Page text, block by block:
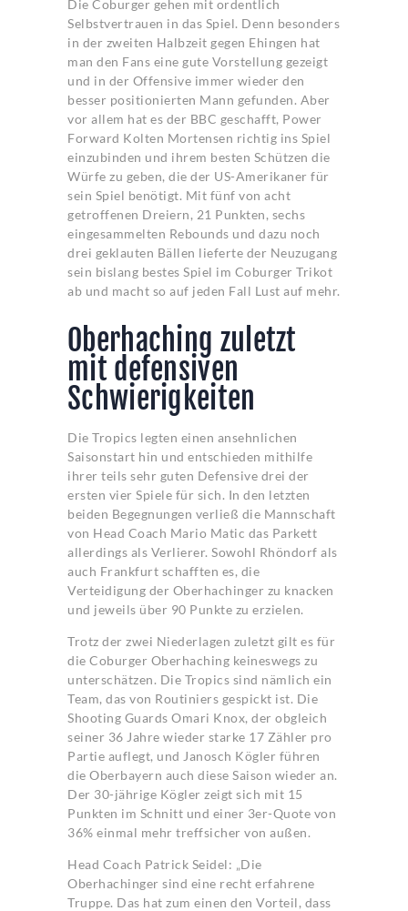
Die Coburger gehen mit ordentlich
Selbstvertrauen in das Spiel. Denn besonders
in der zweiten Halbzeit gegen Ehingen hat
man den Fans eine gute Vorstellung gezeigt
und in der Offensive immer wieder den
besser positionierten Mann gefunden. Aber
vor allem hat es der BBC geschafft, Power
Forward Kolten Mortensen richtig ins Spiel
einzubinden und ihrem besten Schützen die
Würfe zu geben, die der US-Amerikaner für
sein Spiel benötigt. Mit fünf von acht
getroffenen Dreiern, 21 Punkten, sechs
eingesammelten Rebounds und dazu noch
drei geklauten Bällen lieferte der Neuzugang
sein bislang bestes Spiel im Coburger Trikot
ab und macht so auf jeden Fall Lust auf mehr.
Oberhaching zuletzt
mit defensiven
Schwierigkeiten
Die Tropics legten einen ansehnlichen
Saisonstart hin und entschieden mithilfe
ihrer teils sehr guten Defensive drei der
ersten vier Spiele für sich. In den letzten
beiden Begegnungen verließ die Mannschaft
von Head Coach Mario Matic das Parkett
allerdings als Verlierer. Sowohl Rhöndorf als
auch Frankfurt schafften es, die
Verteidigung der Oberhachinger zu knacken
und jeweils über 90 Punkte zu erzielen.
Trotz der zwei Niederlagen zuletzt gilt es für
die Coburger Oberhaching keineswegs zu
unterschätzen. Die Tropics sind nämlich ein
Team, das von Routiniers gespickt ist. Die
Shooting Guards Omari Knox, der obgleich
seiner 36 Jahre wieder starke 17 Zähler pro
Partie auflegt, und Janosch Kögler führen
die Oberbayern auch diese Saison wieder an.
Der 30-jährige Kögler zeigt sich mit 15
Punkten im Schnitt und einer 3er-Quote von
36% einmal mehr treffsicher von außen.
Head Coach Patrick Seidel: „Die
Oberhachinger sind eine recht erfahrene
Truppe. Das hat zum einen den Vorteil, dass